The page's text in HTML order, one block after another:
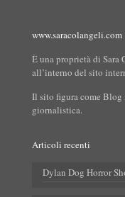
www.saracolangeli.com
È una proprietà di
all’interno del sito
Il sito figura come Blog
giornalistica.
Articoli recenti
Dylan Dog Horror